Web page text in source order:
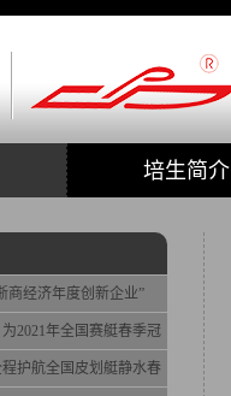
培生简介
商经济年度创新企业”
2021年全国赛艇春季冠
护航全国皮划艇静水春